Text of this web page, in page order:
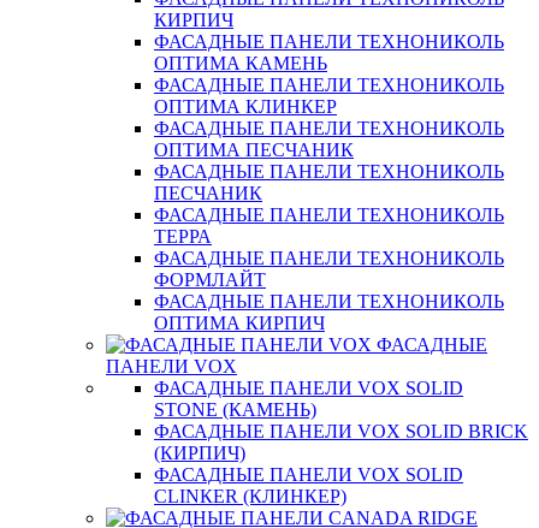
КИРПИЧ
ФАСАДНЫЕ ПАНЕЛИ ТЕХНОНИКОЛЬ
ОПТИМА КАМЕНЬ
ФАСАДНЫЕ ПАНЕЛИ ТЕХНОНИКОЛЬ
ОПТИМА КЛИНКЕР
ФАСАДНЫЕ ПАНЕЛИ ТЕХНОНИКОЛЬ
ОПТИМА ПЕСЧАНИК
ФАСАДНЫЕ ПАНЕЛИ ТЕХНОНИКОЛЬ
ПЕСЧАНИК
ФАСАДНЫЕ ПАНЕЛИ ТЕХНОНИКОЛЬ
ТЕРРА
ФАСАДНЫЕ ПАНЕЛИ ТЕХНОНИКОЛЬ
ФОРМЛАЙТ
ФАСАДНЫЕ ПАНЕЛИ ТЕХНОНИКОЛЬ
ОПТИМА КИРПИЧ
ФАСАДНЫЕ
ПАНЕЛИ VOX
ФАСАДНЫЕ ПАНЕЛИ VOX SOLID
STONE (КАМЕНЬ)
ФАСАДНЫЕ ПАНЕЛИ VOX SOLID BRICK
(КИРПИЧ)
ФАСАДНЫЕ ПАНЕЛИ VOX SOLID
CLINКER (КЛИНКЕР)